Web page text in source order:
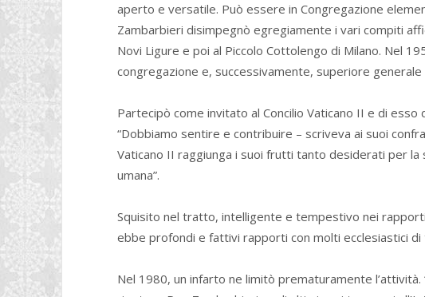
aperto e versatile. Può essere in Congregazione
Zambarbieri disimpegnò egregiamente i vari compiti
Novi Ligure e poi al Piccolo Cottolengo di Milano. Nel
congregazione e, successivamente, superiore generale
Partecipò come invitato al Concilio Vaticano II e di
“Dobbiamo sentire e contribuire – scriveva ai suoi
Vaticano II raggiunga i suoi frutti tanto desiderati per la
umana”.
Squisito nel tratto, intelligente e tempestivo nei
ebbe profondi e fattivi rapporti con molti ecclesiastici
Nel 1980, un infarto ne limitò prematuramente l’attività.